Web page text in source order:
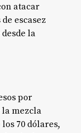
atacar
escasez
la
por
la mezcla
70 dólares,